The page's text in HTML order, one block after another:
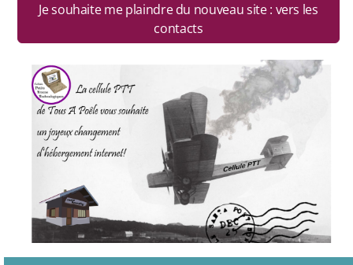
Je souhaite me plaindre du nouveau site : vers les
contacts